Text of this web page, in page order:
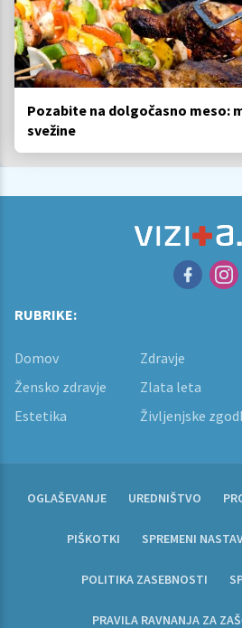
Pozabite na dolgočasno meso:
svežine
RUBRIKE:
Domov Zdravje
Žensko zdravje
Zlata leta
Estetika
Življenjske
OGLAŠEVANJE UREDNIŠTVO
PIŠKOTKI SPREMENI
POLITIKA ZASEBNOSTI
PRAVILA RAVNANJA ZA